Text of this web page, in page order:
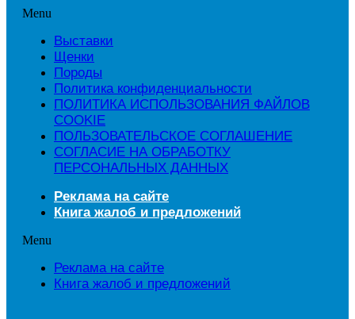
Menu
Выставки
Щенки
Породы
Политика конфиденциальности
ПОЛИТИКА ИСПОЛЬЗОВАНИЯ ФАЙЛОВ
COOKIE
ПОЛЬЗОВАТЕЛЬСКОЕ СОГЛАШЕНИЕ
СОГЛАСИЕ НА ОБРАБОТКУ
ПЕРСОНАЛЬНЫХ ДАННЫХ
Реклама на сайте
Книга жалоб и предложений
Menu
Реклама на сайте
Книга жалоб и предложений